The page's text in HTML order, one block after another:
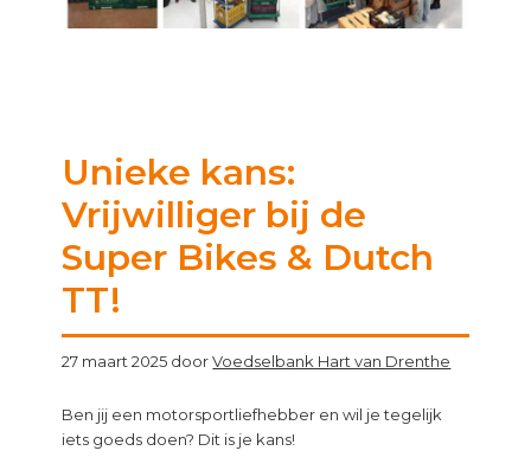
Unieke kans:
Vrijwilliger bij de
Super Bikes & Dutch
TT!
27 maart 2025 doorVoedselbank Hart van Drenthe
Ben jij een motorsportliefhebber en wil je tegelijk
iets goeds doen? Dit is je kans!